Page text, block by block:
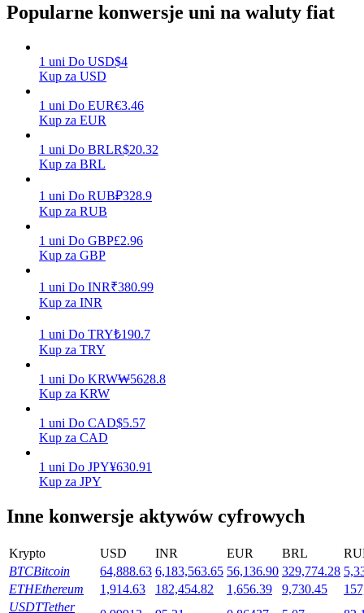
Mocna Świnka
Stawianie
Wysokie zyski i natychmiastowy dostęp
Elastyczne stawianie zakładów, aby zarabiać na popularnych
Popularne konwersje uni na waluty fiat
1 uni Do USD$4
Kup za USD
1 uni Do EUR€3.46
Kup za EUR
1 uni Do BRLR$20.32
Kup za BRL
1 uni Do RUB₽328.9
Kup za RUB
1 uni Do GBP£2.96
Kup za GBP
1 uni Do INR₹380.99
Kup za INR
1 uni Do TRY₺190.7
Kup za TRY
1 uni Do KRW₩5628.8
Kup za KRW
1 uni Do CAD$5.57
Kup za CAD
1 uni Do JPY¥630.91
Kup za JPY
Inne konwersje aktywów cyfrowych
Krypto USD INR EUR BRL
BTCBitcoin 64,888.63 6,183,563.65 56,136.90 329,774.28
ETHEthereum 1,914.63 182,454.82 1,656.39 9,730.45
USDTTether